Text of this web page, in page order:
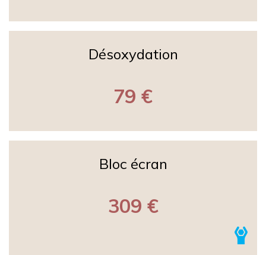
Désoxydation
79 €
Bloc écran
309 €